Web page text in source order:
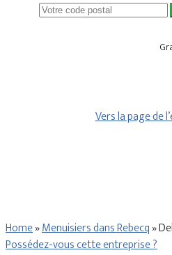
Vers la page de
Home»Menuisiers dans Rebecq»
Possédez-vous cette entreprise ?